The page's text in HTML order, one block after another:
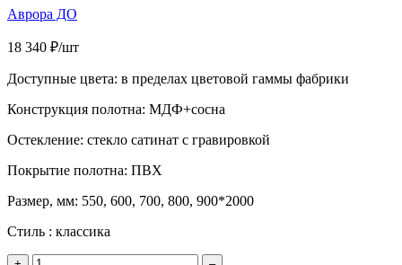
Аврора ДО
18 340 ₽/шт
Доступные цвета: в пределах цветовой гаммы фабрики
Конструкция полотна: МДФ+сосна
Остекление: стекло сатинат с гравировкой
Покрытие полотна: ПВХ
Размер, мм: 550, 600, 700, 800, 900*2000
Стиль : классика